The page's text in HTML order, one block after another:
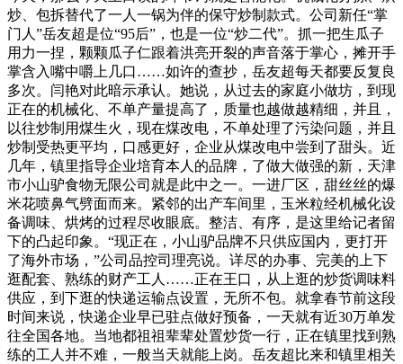
炒、包拆替代了一人一锅为伴的保守炒制款式。公司新任“掌
门人”岳友超是位“95后”，也是一位“炒二代”。抓一把生瓜子
用力一捏，颗颗瓜子仁跟着洪亮开裂的声音落于掌心，摊开手
掌含入嘴中嚼上几口……如许的查抄，岳友超每天都要反复良
多次。闫艳对此暗示承认。她说，从过去的家庭小做坊，到现
正在的机械化、不单产量提高了，质量也越做越精细，并且，
以往炒制用煤生火，现在煤改电，不单处理了污染问题，并且
炒制受热更平均，口感更好，企业从煤改电中尝到了甜头。近
几年，镇里指导企业培育本人的品牌，了做大做强的新，天津
市小山驴食物无限公司就是此中之一。一进厂区，甜丝丝的爆
米花喷鼻气劈面而来。紧邻的出产车间里，玉米粒经机械化设
备调味、烘烤的过程尽收眼底。整洁、有序，是这里给记者留
下的凸起印象。“现正在，小山驴品牌不只供应国内，更打开
了海外市场，”公司品控司理亮说。详尽的办事、完美的上下
逛配套、熟练的财产工人……正在王口，从上逛的炒货调味料
供应，到下逛的快递运输点设置，无所不包。就拿春节前这段
时间来说，快递企业早已驻点做好预备，一天就有近30万单发
往全国各地。当地都祖祖辈辈处置炒货一行，正在镇里找到熟
练的工人并不难，一般当天就能上岗。岳友超比来和镇里相关